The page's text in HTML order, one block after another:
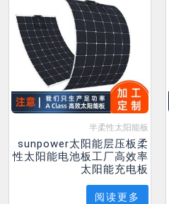
半柔性太阳能板
sunpower太阳能层压板柔
性太阳能电池板工厂高效率
太阳能充电板
阅读更多